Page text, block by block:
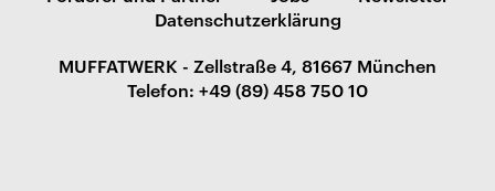
Datenschutzerklärung
MUFFATWERK - Zellstraße 4, 81667 München
Telefon: +49 (89) 458 750 10